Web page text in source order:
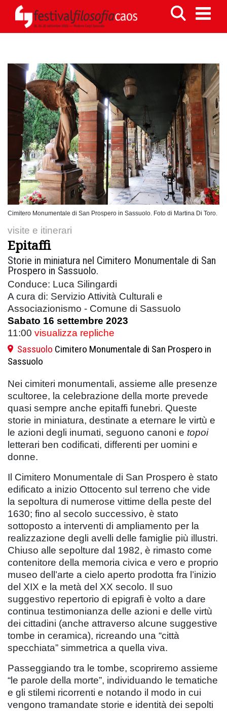
Cimitero Monumentale di San Prospero in Sassuolo. Foto di Martina Di Toro.
visite e itinerari
Epitaffi
Storie in miniatura nel Cimitero Monumentale di San
Prospero in Sassuolo.
Conduce: Luca Silingardi
A cura di: Servizio Attività Culturali e
Associazionismo - Comune di Sassuolo
Sabato 16 settembre 2023
11:00 visualizza repliche
Sassuolo Cimitero Monumentale di San Prospero in
Sassuolo
Nei cimiteri monumentali, assieme alle presenze
scultoree, la celebrazione della morte prevede
quasi sempre anche epitaffi funebri. Queste
storie in miniatura, destinate a eternare le virtù e
le azioni degli inumati, seguono canoni e topoi
letterari ben codificati, differenti per uomini e
donne.
Il Cimitero Monumentale di San Prospero è stato
edificato a inizio Ottocento sul terreno che vide
la sepoltura di numerose vittime della peste del
1630; fino al secolo successivo, è stato
sottoposto a interventi di ampliamento per la
realizzazione degli avelli delle famiglie più illustri.
Chiuso alle sepolture dal 1982, è rimasto come
contenitore della memoria civica e vero e proprio
museo dell’arte a cielo aperto prodotta fra l’inizio
del XIX e la metà del XX secolo. Il suo
suggestivo repertorio di epigrafi è volto a dare
continua testimonianza delle azioni e delle virtù
dei cittadini (anche attraverso alcune suggestive
tombe in ceramica), ricreando una “città
specchiata” simmetrica a quella viva.
Passeggiando tra le tombe, scopriremo assieme
“le parole della morte”, individuando le tematiche
e gli stilemi ricorrenti e notando il modo in cui
vengono tramandate storie e identità dei sepolti